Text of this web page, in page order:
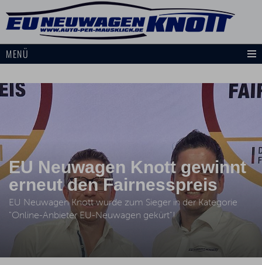
MENÜ
EU Neuwagen Knott gewinnt
erneut den Fairnesspreis
EU Neuwagen Knott wurde zum Sieger in der Kategorie
"Online-Anbieter EU-Neuwagen gekürt"!